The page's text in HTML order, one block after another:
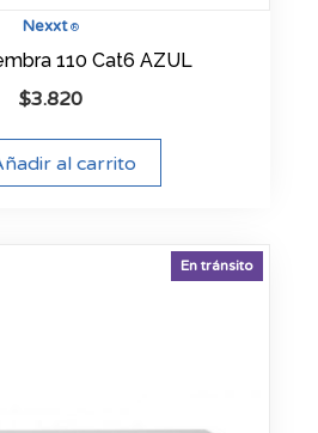
Nexxt®
110 Cat6 AZUL
$3.820
al carrito
En tránsito